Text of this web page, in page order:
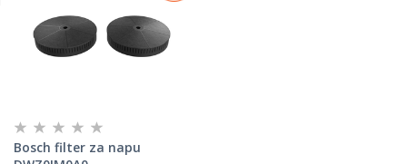
Bosch filter za napu